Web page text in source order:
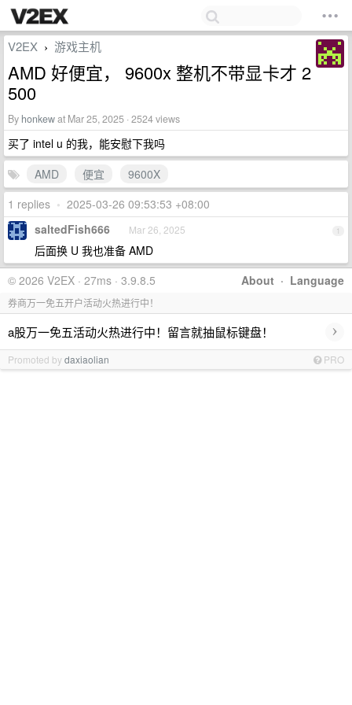
V2EX › 游戏主机
AMD 好便宜， 9600x 整机不带显卡才 2
500
By honkewat Mar 25, 2025 · 2524 views
买了 intel u 的我，能安慰下我吗
AMD
便宜
9600X
1 replies • 2025-03-26 09:53:53 +08:00
1
saltedFish666 Mar 26, 2025
后面换 U 我也准备 AMD
About · Language
© 2026 V2EX · 27ms · 3.9.8.5
券商万一免五开户活动火热进行中！
a股万一免五活动火热进行中！留言就抽鼠标键盘！ ›
Promoted bydaxiaolian PRO